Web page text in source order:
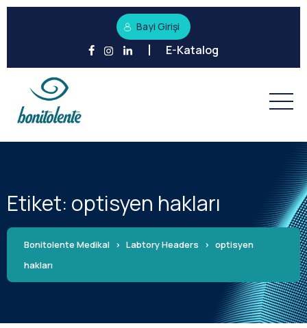
Bayi Girişi
E-Katalog
Etiket: optisyen hakları
Bonitolente Medikal > Labtory Headers > optisyen
hakları